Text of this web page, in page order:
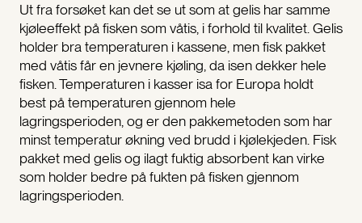
Ut fra forsøket kan det se ut som at gelis har samme
kjøleeffekt på fisken som våtis, i forhold til kvalitet. Gelis
holder bra temperaturen i kassene, men fisk pakket
med våtis får en jevnere kjøling, da isen dekker hele
fisken. Temperaturen i kasser isa for Europa holdt
best på temperaturen gjennom hele
lagringsperioden, og er den pakkemetoden som har
minst temperatur økning ved brudd i kjølekjeden. Fisk
pakket med gelis og ilagt fuktig absorbent kan virke
som holder bedre på fukten på fisken gjennom
lagringsperioden.